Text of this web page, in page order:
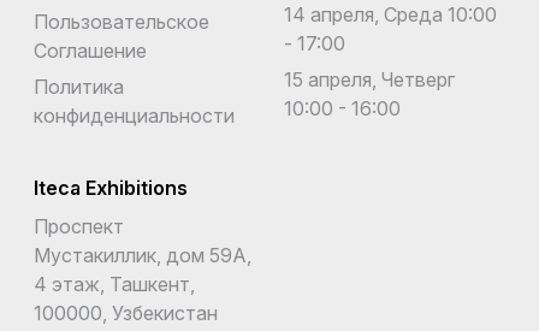
Пользовательское
Соглашение
Политика
конфиденциальности
14 апреля, Среда 10:00
- 17:00
15 апреля, Четверг
10:00 - 16:00
Iteca Exhibitions
Проспект
Мустакиллик, дом 59А,
4 этаж, Ташкент,
100000, Узбекистан